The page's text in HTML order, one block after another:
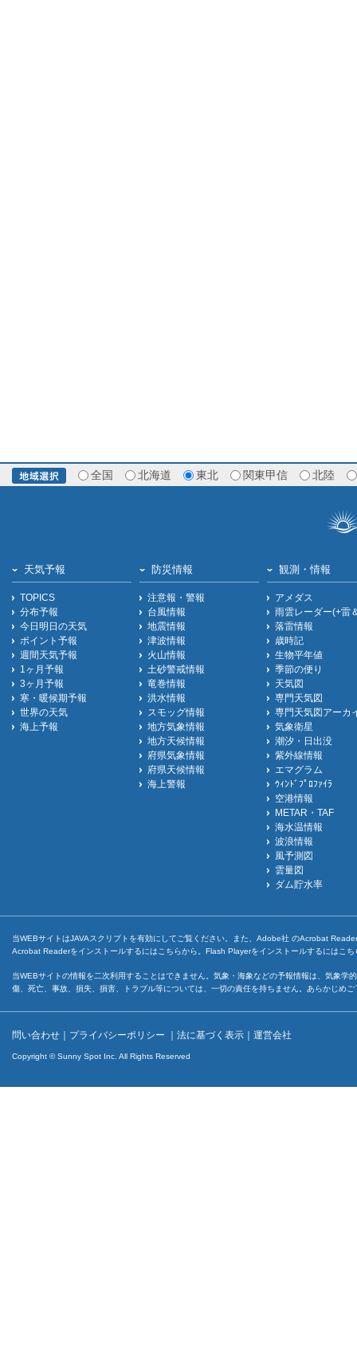
全国 北海道 東北 関東甲信 北陸
天気予報
TOPICS
分布予報
今日明日の天気
ポイント予報
週間天気予報
1ヶ月予報
3ヶ月予報
寒・暖候期予報
世界の天気
海上予報
防災情報
注意報・警報
台風情報
地震情報
津波情報
火山情報
土砂警戒情報
竜巻情報
洪水情報
スモッグ情報
地方気象情報
地方天候情報
府県気象情報
府県天候情報
海上警報
観測・情報
アメダス
雨雲レーダー(+雷
落雷情報
歳時記
生物平年値
季節の便り
天気図
専門天気図
専門天気図アーカ
気象衛星
潮汐・日出没
紫外線情報
エマグラム
ｳｨﾝﾄﾞﾌﾟﾛﾌｧｲﾗ
空港情報
METAR・TAF
海水温情報
波浪情報
風予測図
雲量図
ダム貯水率
当WEBサイトはJAVAスクリプトを有効にしてご覧ください。また、Adobe社 のAcrobat
Acrobat Readerをインストールするには こちらから。Flash Playerをインストールするには こち
当WEBサイトの情報を二次利用することはできません。気象・海象などの予報情報は、気象
傷、死亡、事故、損失、損害、トラブル等については、一切の責任を持ちません。あらかじめ
問い合わせ ｜ プライバシーポリシー ｜ 法に基づく表示 ｜ 運営会社
Copyright © Sunny Spot Inc. All Rights Reserved